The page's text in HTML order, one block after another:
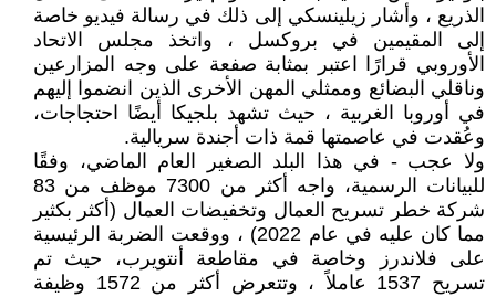
الذريع ، وأشار زيلينسكي إلى ذلك في رسالة فيديو خاصة
إلى المقيمين في بروكسل ، واتخذ مجلس الاتحاد
الأوروبي قرارًا اعتبر بمثابة صفعة على وجه المزارعين
وناقلي البضائع وممثلي المهن الأخرى الذين انضموا إليهم
في أوروبا الغربية ، حيث تشهد بلجيكا أيضًا احتجاجات،
وعُقدت في عاصمتها قمة ذات أجندة سريالية.
ولا عجب - في هذا البلد الصغير العام الماضي، وفقًا
للبيانات الرسمية، واجه أكثر من 7300 موظف من 83
شركة خطر تسريح العمال وتخفيضات العمال (أكثر بكثير
مما كان عليه في عام 2022) ، ووقعت الضربة الرئيسية
على فلاندرز وخاصة في مقاطعة أنتويرب، حيث تم
تسريح 1537 عاملاً ، وتتعرض أكثر من 1572 وظيفة